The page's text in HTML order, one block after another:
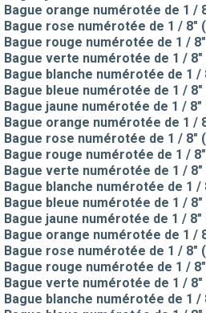
Bague orange numérotée de 1 /
Bague rose numérotée de 1 / 8"
Bague rouge numérotée de 1 /
Bague verte numérotée de 1 / 8"
Bague blanche numérotée de 1 /
Bague bleue numérotée de 1 /
Bague jaune numérotée de 1 / 8"
Bague orange numérotée de 1 /
Bague rose numérotée de 1 / 8"
Bague rouge numérotée de 1 /
Bague verte numérotée de 1 / 8"
Bague blanche numérotée de 1 /
Bague bleue numérotée de 1 /
Bague jaune numérotée de 1 / 8"
Bague orange numérotée de 1 /
Bague rose numérotée de 1 / 8"
Bague rouge numérotée de 1 /
Bague verte numérotée de 1 / 8"
Bague blanche numérotée de 1 /